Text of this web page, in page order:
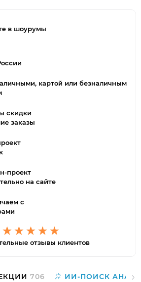
в шоурумы
картой или безналичным
скидки
заказы
проект
на сайте
с
отзывы клиентов
706 ИИ-ПОИСК